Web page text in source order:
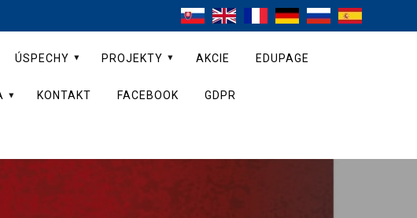
ÚSPECHY PROJEKTY AKCIE EDUPAGE
KONTAKT FACEBOOK GDPR